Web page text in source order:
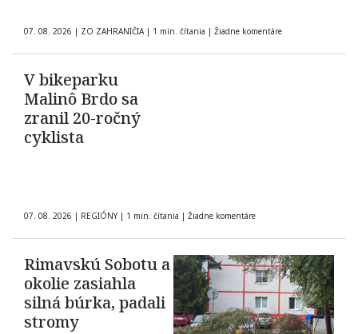
07. 08. 2026 | ZO ZAHRANIČIA | 1 min. čítania | Žiadne komentáre
V bikeparku
Malinô Brdo sa
zranil 20-ročný
cyklista
07. 08. 2026 | REGIÓNY | 1 min. čítania | Žiadne komentáre
Rimavskú Sobotu a
okolie zasiahla
silná búrka, padali
stromy